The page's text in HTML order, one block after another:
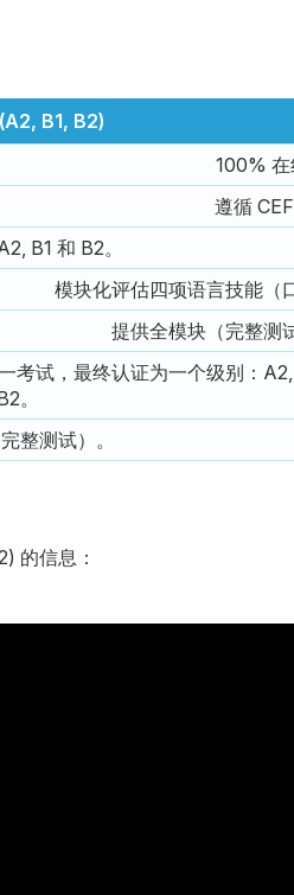
B1, B2)
100% 在
遵循
B1 和 B2。
模块化评估四项语言技能（
提供全模块（完整测
考试，最终认证为一个级别：A2,
。
整测试）。
的信息：